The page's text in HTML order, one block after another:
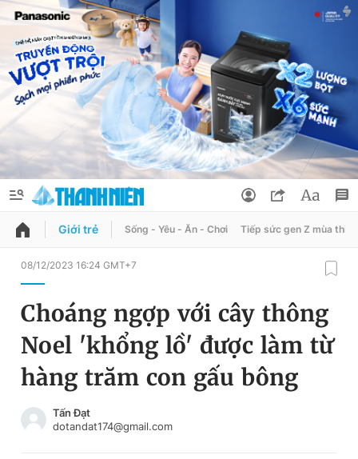
QUẢNG CÁO
Chuyên mục
Chuyên mục khác
Chào ngày mới
Đổi mật khẩu
Tin đã lưu
Tin đã xem
Giới trẻ Sống - Yêu - Ăn - Chơi Tiếp sức gen Z mùa thi
08/12/2023 16:24 GMT+7
Choáng ngợp với cây thông
Noel 'khổng lồ' được làm từ
hàng trăm con gấu bông
Tấn Đạt
dotandat174@gmail.com